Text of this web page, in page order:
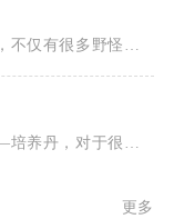
不仅有很多野怪，
培养丹，对于很多
更多